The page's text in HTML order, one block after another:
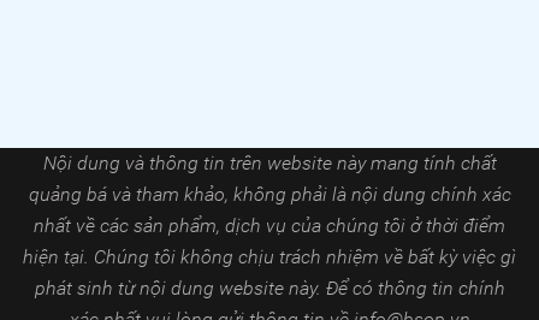
Nội dung và thông tin trên website này mang tính chất
quảng bá và tham khảo, không phải là nội dung chính xác
nhất về các sản phẩm, dịch vụ của chúng tôi ở thời điểm
hiện tại. Chúng tôi không chịu trách nhiệm về bất kỳ việc gì
phát sinh từ nội dung website này. Để có thông tin chính